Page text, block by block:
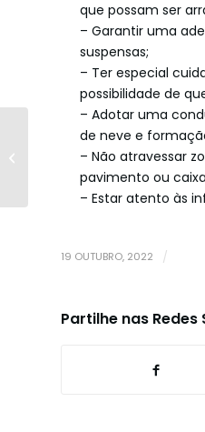
que possam ser
– Garantir uma
suspensas;
– Ter especial
possibilidade de
– Adotar uma
de neve e
– Não atravessar
pavimento ou
– Estar atento às
19 OUTUBRO, 2022 /
Partilhe nas Redes
Ex-Votos na Cova da
Beira - Exposição